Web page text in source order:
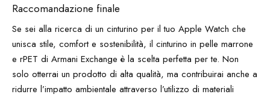
Raccomandazione finale
Se sei alla ricerca di un cinturino per il tuo Apple Watch che
unisca stile, comfort e sostenibilità, il cinturino in pelle marrone
e rPET di Armani Exchange è la scelta perfetta per te. Non
solo otterrai un prodotto di alta qualità, ma contribuirai anche a
ridurre l’impatto ambientale attraverso l’utilizzo di materiali